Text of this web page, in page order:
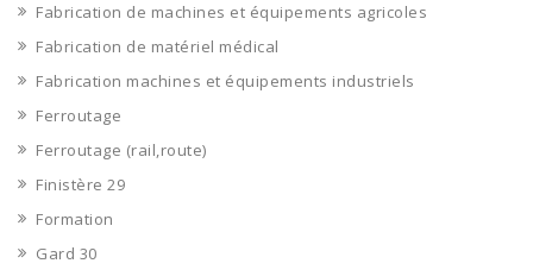
Fabrication de machines et équipements agricoles
Fabrication de matériel médical
Fabrication machines et équipements industriels
Ferroutage
Ferroutage (rail,route)
Finistère 29
Formation
Gard 30